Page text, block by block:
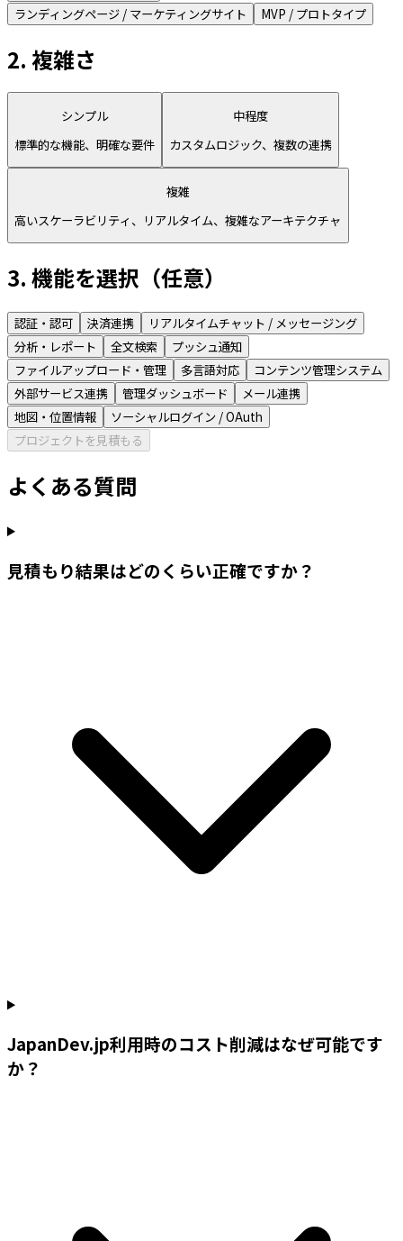
ランディングページ / マーケティングサイト
MVP / プロトタイプ
2. 複雑さ
シンプル
標準的な機能、明確な要件
中程度
カスタムロジック、複数の連携
複雑
高いスケーラビリティ、リアルタイム、複雑なアーキテクチャ
3. 機能を選択（任意）
認証・認可 決済連携
リアルタイムチャット / メッセージング
分析・レポート
全文検索
プッシュ通知
ファイルアップロード・管理
多言語対応
コンテンツ管理システム
外部サービス連携
管理ダッシュボード
メール連携
地図・位置情報
ソーシャルログイン / OAuth
プロジェクトを見積もる
よくある質問
見積もり結果はどのくらい正確ですか？
JapanDev.jp利用時のコスト削減はなぜ可能です
か？